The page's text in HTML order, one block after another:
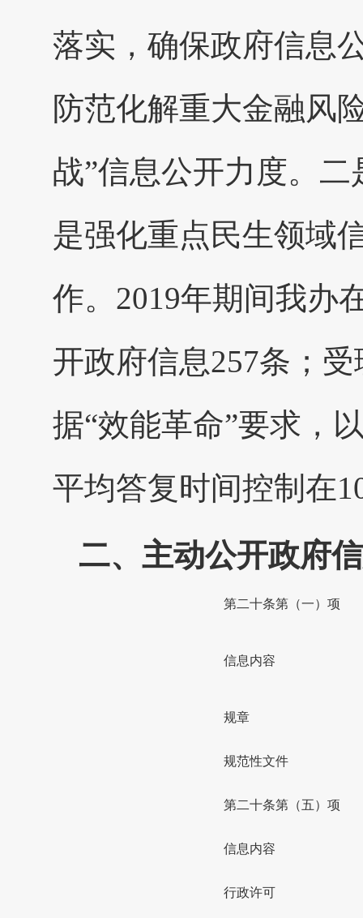
落实，确保政府信息
防范化解重大金融风
战”信息公开力度。
是强化重点民生领域
作。2019年期间我办
开政府信息257条；
据“效能革命”要求，
平均答复时间控制在
二、主动公开政府
第二十条第（一）项
信息内容
规章
规范性文件
第二十条第（五）项
信息内容
行政许可